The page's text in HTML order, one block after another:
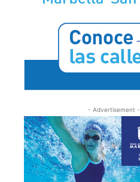
- Advertisement -